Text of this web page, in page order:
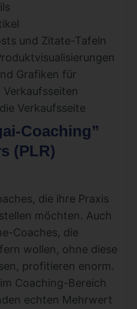
und Zitate-Tafeln
Grafiken für
Verkaufsseite
Coaching”
(PLR)
die ihre Praxis
möchten. Auch
Coaches, die
wollen, ohne diese
profitieren enorm.
Coaching-Bereich
echten Mehrwert